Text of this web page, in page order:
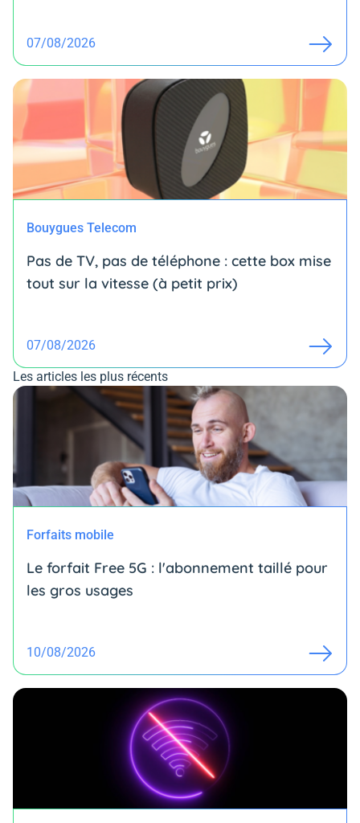
07/08/2026
Bouygues Telecom
Pas de TV, pas de téléphone : cette box mise
tout sur la vitesse (à petit prix)
07/08/2026
Les articles les plus récents
Forfaits mobile
Le forfait Free 5G : l'abonnement taillé pour
les gros usages
10/08/2026